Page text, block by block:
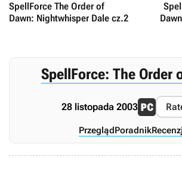
SpellForce The Order of
Dawn: Nightwhisper Dale cz.2
SpellForce: The Order
28 listopada 2003
PrzeglądPoradnik